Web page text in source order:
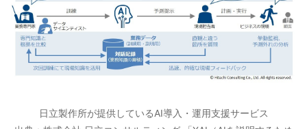
日立製作所が提供しているAI導入・運用支援サービス